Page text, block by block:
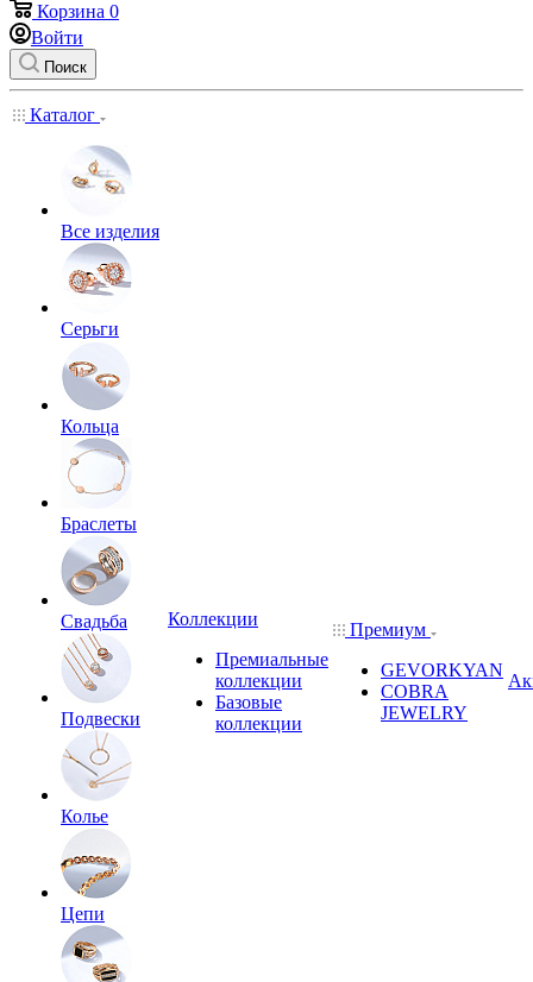
Корзина 0
Войти
Поиск
Каталог
Все изделия
Серьги
Кольца
Браслеты
Свадьба
Подвески
Колье
Цепи
Коллекции
Премиальные
коллекции
Базовые
коллекции
Премиум
GEVORKYAN
COBRA
JEWELRY